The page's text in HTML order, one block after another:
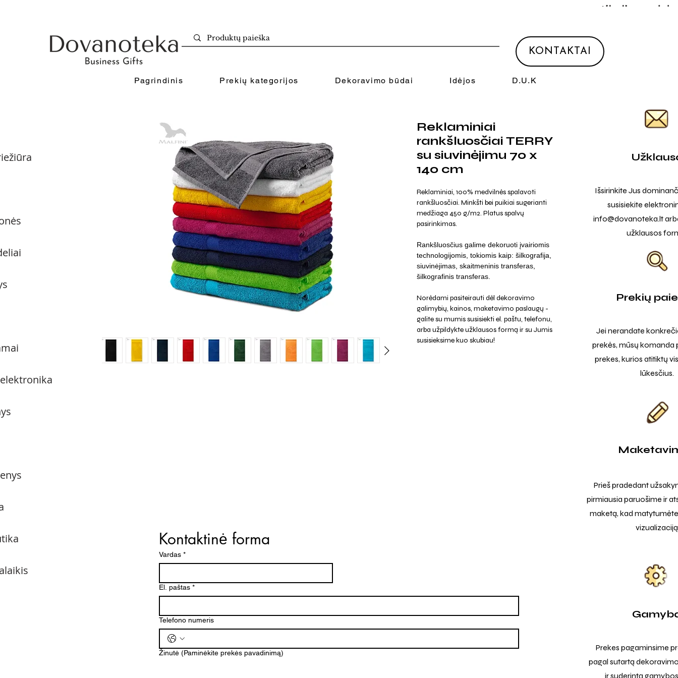
Pagrindinis Prekių kategorijos Dekoravimo būdai Idėjos D.U.K
KONTAKTAI
Reklaminiai
rankšluosčiai TERRY
su siuvinėjimu 70 x
140 cm
Reklaminiai, 100% medvilnės spalavoti
rankšluosčiai. Minkšti bei puikiai sugerianti
medžiaga 450 g/m2. Platus spalvų
pasirinkimas.
Rankšluosčius galime dekoruoti įvairiomis
technologijomis, tokiomis kaip: šilkografija,
siuvinėjimas, skaitmeninis transferas,
šilkografinis transferas.
Norėdami pasiteirauti dėl dekoravimo
galimybių, kainos, maketavimo paslaugų -
galite su mumis susisiekti el. paštu, telefonu,
arba užpildykte užklausos formą ir su Jumis
susisieksime kuo skubiau!
Išsirinkite Jus
susisiekite
info@dovanoteka.lt
užklausos
Prekių
Jei nerandate
prekės, mūsų komanda
prekes, kurios atitiktų
lūkesčius.
Kontaktinė forma
Vardas *
El. paštas *
Telefono numeris
Žinutė (Paminėkite prekės pavadinimą)
Prieš pradedant
pirmiausia paruošime ir
maketą, kad
vizualizaciją
Prekes pagaminsime
pagal sutartą
ir suderintą